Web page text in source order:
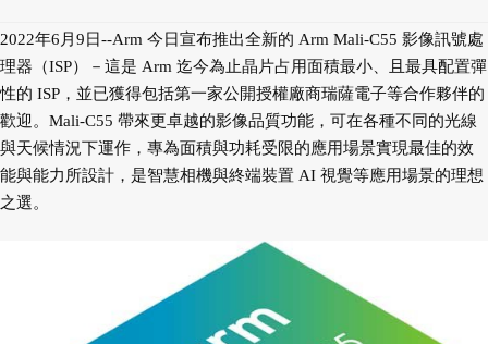
2022年6月9日--Arm 今日宣布推出全新的 Arm Mali-C55 影像訊號處
理器（ISP）－這是 Arm 迄今為止晶片占用面積最小、且最具配置彈
性的 ISP，並已獲得包括第一家公開授權廠商瑞薩電子等合作夥伴的
歡迎。Mali-C55 帶來更卓越的影像品質功能，可在各種不同的光線
與天候情況下運作，專為面積與功耗受限的應用場景實現最佳的效
能與能力所設計，是智慧相機與終端裝置 AI 視覺等應用場景的理想
之選。